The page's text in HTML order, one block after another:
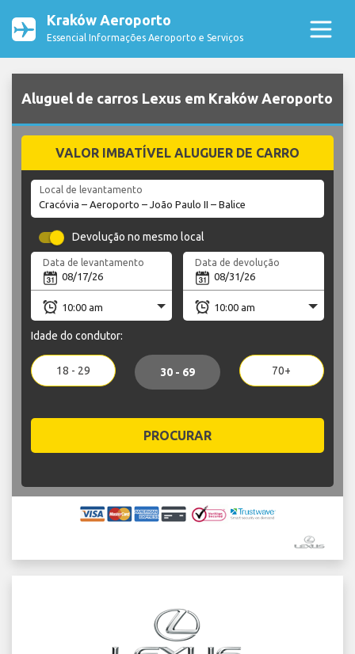
Kraków Aeroporto
Essencial Informações Aeroporto e Serviços
Aluguel de carros Lexus em Kraków Aeroporto
VALOR IMBATÍVEL ALUGUER DE CARRO
Local de levantamento
Devolução no mesmo local
Data de levantamento Data de devolução
Idade do condutor:
18 - 29 30 - 69 70+
PROCURAR